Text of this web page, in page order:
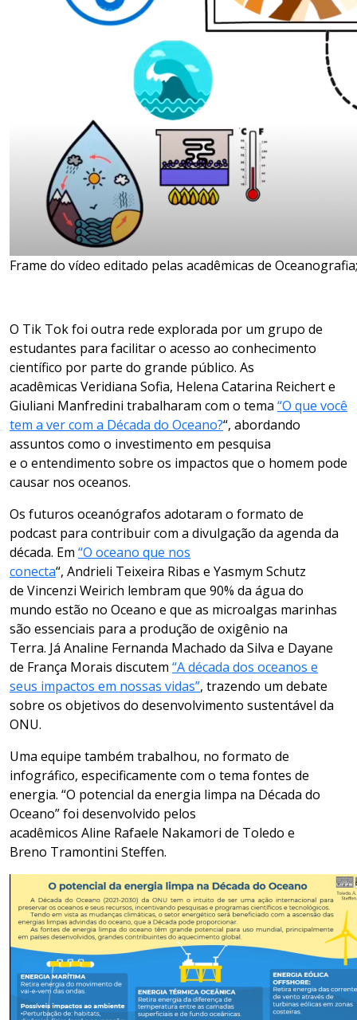
Frame do vídeo editado pelas acadêmicas de
O Tik Tokfoi outra rede explorada por um grupo de
estudantes para facilitar o acesso ao conhecimento
científico por parte do grande público. As
acadêmicas Veridiana Sofia, Helena Catarina Reicherte
Giuliani Manfredini trabalharam com o tema “O que você
tem a ver com a Década do Oceano?“, abordando
assuntos como o investimento em pesquisa
e o entendimento sobre os impactos que o homem pode
causar nos oceanos.
Os futuros oceanógrafos adotaram o formato de
podcast para contribuir com a divulgação da agenda da
década. Em “O oceano que nos
conecta“, Andrieli Teixeira Ribas e Yasmym Schutz
de Vincenzi Weirich lembram que 90% da água do
mundo estão no Oceano e que as microalgas marinhas
são essenciais para a produção de oxigênio na
Terra. Já Analine Fernanda Machado da Silva e Dayane
de França Morais discutem “A década dos oceanos e
seus impactos em nossas vidas”, trazendo um debate
sobre os objetivos do desenvolvimento sustentável da
ONU.
Uma equipe também trabalhou, no formato de
infográfico, especificamente com o tema fontes de
energia. “O potencial da energia limpa na Década do
Oceano” foi desenvolvido pelos
acadêmicos Aline Rafaele Nakamori de Toledo e
Breno Tramontini Steffen.